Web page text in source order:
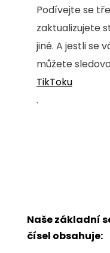
Podívejte se
zaktualizujete
jiné. A jestli se
můžete
TikToku
.
Naše základní
čísel obsahuje: